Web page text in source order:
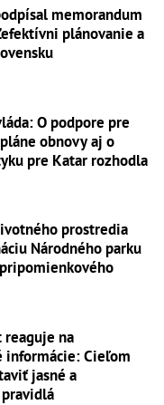
memorandum
plánovanie a
O podpore pre
obnovy aj o
pre Katar rozhodla
prostredia
Národného parku
reaguje na
informácie: Cieľom
jasné a